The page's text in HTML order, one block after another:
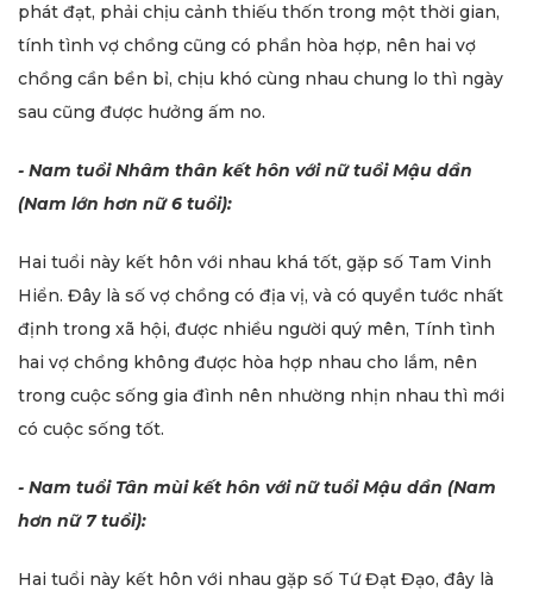
phát đạt, phải chịu cảnh thiếu thốn trong một thời gian,
tính tình vợ chồng cũng có phần hòa hợp, nên hai vợ
chồng cần bền bỉ, chịu khó cùng nhau chung lo thì ngày
sau cũng được hưởng ấm no.
- Nam tuổi Nhâm thân kết hôn với nữ tuổi Mậu dần
(Nam lớn hơn nữ 6 tuổi):
Hai tuổi này kết hôn với nhau khá tốt, gặp số Tam Vinh
Hiển. Đây là số vợ chồng có địa vị, và có quyền tước nhất
định trong xã hội, được nhiều người quý mên, Tính tình
hai vợ chồng không được hòa hợp nhau cho lắm, nên
trong cuộc sống gia đình nên nhường nhịn nhau thì mới
có cuộc sống tốt.
- Nam tuổi Tân mùi kết hôn với nữ tuổi Mậu dần (Nam
hơn nữ 7 tuổi):
Hai tuổi này kết hôn với nhau gặp số Tứ Đạt Đạo, đây là